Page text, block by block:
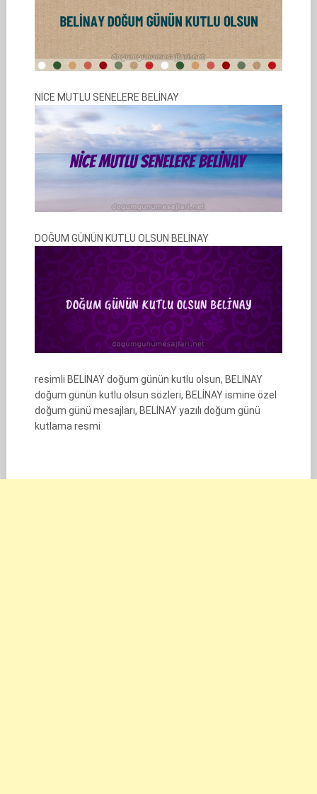
NİCE MUTLU SENELERE BELİNAY
DOĞUM GÜNÜN KUTLU OLSUN BELİNAY
resimli BELİNAY doğum günün kutlu olsun, BELİNAY
doğum günün kutlu olsun sözleri, BELİNAY ismine özel
doğum günü mesajları, BELİNAY yazılı doğum günü
kutlama resmi